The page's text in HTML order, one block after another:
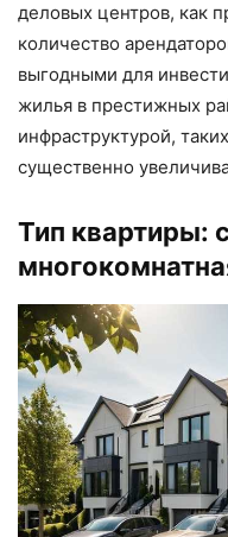
деловых центров, как
количество
выгодными для
жилья в престижных
инфраструктурой,
существенно
Тип квартиры: